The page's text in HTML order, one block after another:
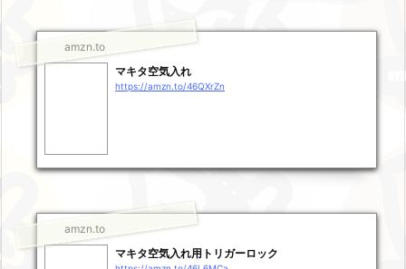
amzn.to
マキタ空気入れ
https://amzn.to/46QXrZn
amzn.to
マキタ空気入れ用トリガーロック